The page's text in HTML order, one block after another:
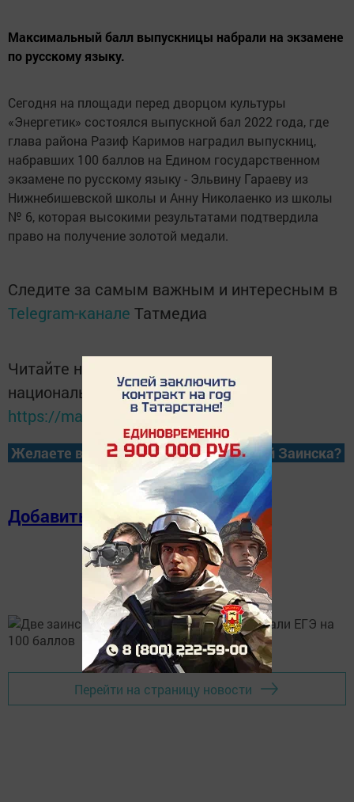
Максимальный балл выпускницы набрали на экзамене
по русскому языку.
Сегодня на площади перед дворцом культуры
«Энергетик» состоялся выпускной бал 2022 года, где
глава района Разиф Каримов наградил выпускниц,
набравших 100 баллов на Едином государственном
экзамене по русскому языку - Эльвину Гараеву из
Нижнебишевской школы и Анну Николаенко из школы
№ 6, которая высокими результатами подтвердила
право на получение золотой медали.
Следите за самым важным и интересным в
Telegram-канале Татмедиа
Читайте новости Татарстана в
национальном мессенджере MАХ:
https://max.ru/tatmedia
Желаете всегда быть в курсе новостей Заинска?
Добавить в избранное
Перейти на страницу новости